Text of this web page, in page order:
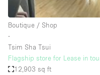
Truck
Unique Space
Warehouse
Boutique / Shop
∙
Tsim Sha Tsui
Flagship store for Lease in
12,903 sq ft